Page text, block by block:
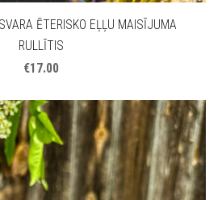
ĒTERISKO EĻĻU MAISĪJUMA
RULLĪTIS
€17.00